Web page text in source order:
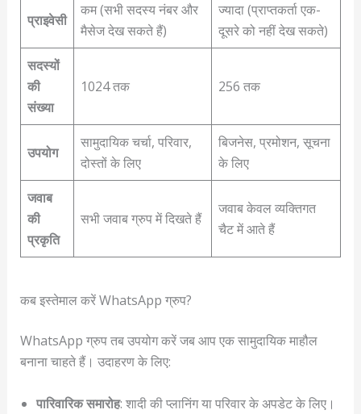
प्राइवेसी
कम (सभी सदस्य नंबर और
मैसेज देख सकते हैं)
ज्यादा (प्राप्तकर्ता एक-
दूसरे को नहीं देख सकते)
सदस्यों
की
संख्या
1024 तक 256 तक
उपयोग
सामुदायिक चर्चा, परिवार,
दोस्तों के लिए
बिजनेस, प्रमोशन, सूचना
के लिए
जवाब
की
प्रकृति
सभी जवाब ग्रुप में दिखते हैं
जवाब केवल व्यक्तिगत
चैट में आते हैं
कब इस्तेमाल करें WhatsApp ग्रुप?
WhatsApp ग्रुप तब उपयोग करें जब आप एक सामुदायिक माहौल
बनाना चाहते हैं। उदाहरण के लिए:
पारिवारिक समारोह: शादी की प्लानिंग या परिवार के अपडेट के लिए।